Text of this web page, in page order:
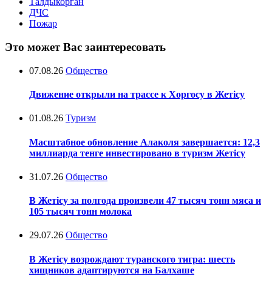
ДЧС
Пожар
Это может Вас заинтересовать
07.08.26 Общество
Движение открыли на трассе к Хоргосу в Жетісу
01.08.26 Туризм
Масштабное обновление Алаколя завершается: 12,3
миллиарда тенге инвестировано в туризм Жетісу
31.07.26 Общество
В Жетісу за полгода произвели 47 тысяч тонн мяса и
105 тысяч тонн молока
29.07.26 Общество
В Жетісу возрождают туранского тигра: шесть
хищников адаптируются на Балхаше